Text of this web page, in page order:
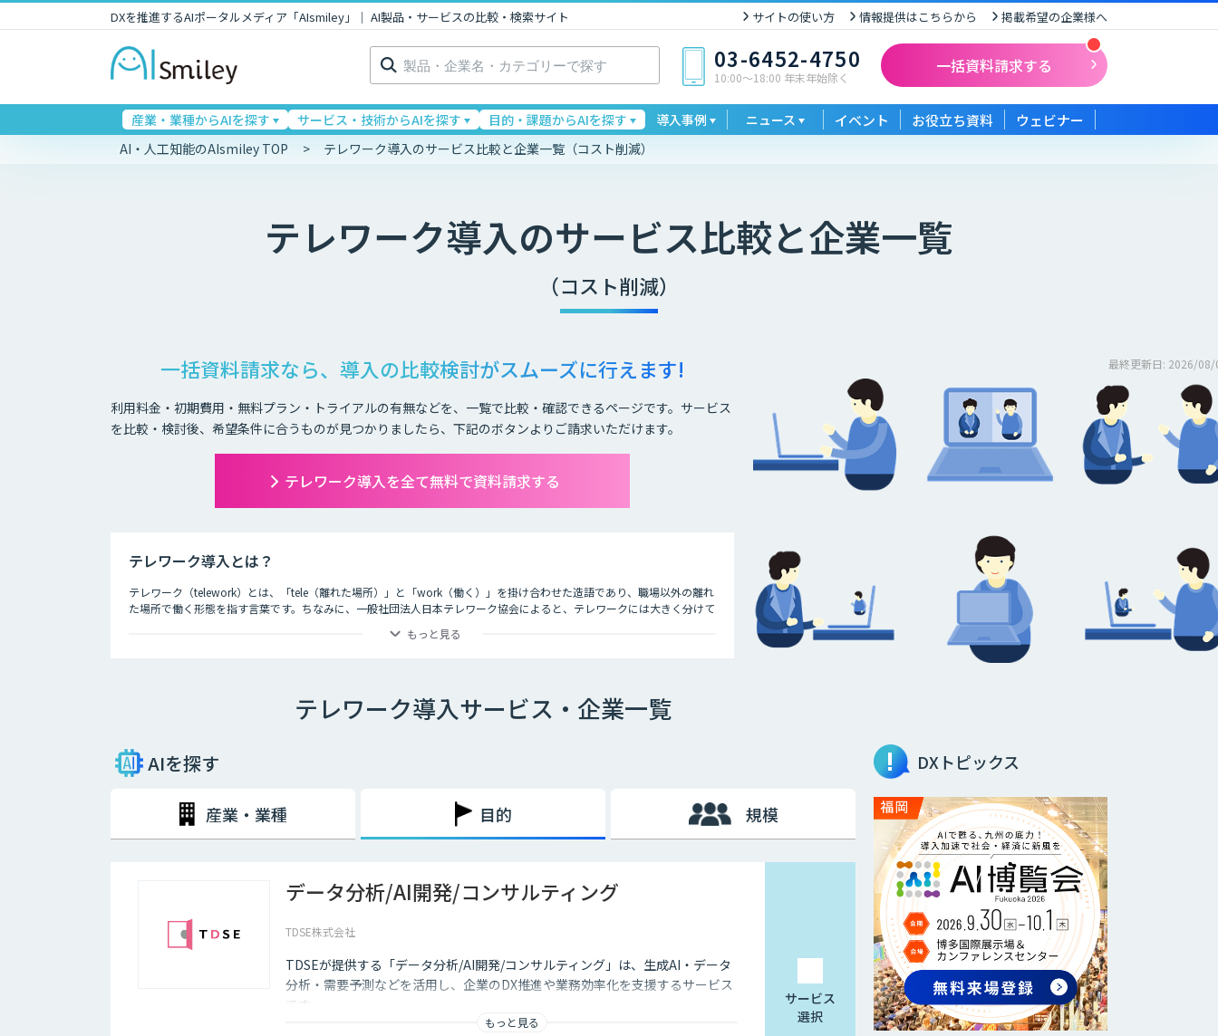
DXを推進するAIポータルメディア「AIsmiley」｜ AI製品・サービスの比較・検索サイト サイトの使い方 情報提供はこちらから 掲載希望の企業様へ
検
索: 03-6452-4750
10:00〜18:00 年末年始除く
一括資料請求する
産業・業種からAIを探す サービス・技術からAIを探す 目的・課題からAIを探す 導入事例 ニュース イベント お役立ち資料 ウェビナー
AI・人工知能のAIsmiley TOP テレワーク導入のサービス比較と企業一覧（コスト削減）
テレワーク導入のサービス比較と企業一覧
（コスト削減）
一括資料請求なら、導入の比較検討がスムーズに行えます!
利用料金・初期費用・無料プラン・トライアルの有無などを、一覧で比較・確認できるページです。サービス
を比較・検討後、希望条件に合うものが見つかりましたら、下記のボタンよりご請求いただけます。
テレワーク導入を全て無料で資料請求する
最終更新日: 2026/08/
テレワーク導入とは？
テレワーク（telework）とは、「tele（離れた場所）」と「work（働く）」を掛け合わせた造語であり、職場以外の離れ
た場所で働く形態を指す言葉です。ちなみに、一般社団法人日本テレワーク協会によると、テレワークには大きく分けて
顧客先や、電車やタクシーなどの移動中に、パソコンやタブレットで作業をする働き方のことを指します。
・サテライトオフィス勤務
勤務先とは異なるオフィススペースで、パソコンなどを用いて作業をする働き方のことです。最近ではレンタルオフィス
スを構えたり、地方に本社を構える企業が都心部にサテライトオフィスを構えたりするケースも多くなっています。
2020年3月中旬ごろから、新型コロナウィルスの影響によってテレワークを導入する企業が一気に増加しましたが、実は
それは、パソコンやスマホといった通信機器のスペックが向上しているからです。また、Wi-Fiなどのデータ通信ネット
ワーク環境が整備され始め、低価格でネットワークを利用できるようになったことも要因のひとつといえるでしょう。
しかし、テレワークを導入した場合には、社内コミュニケーションが難しくなってしまうのも事実です。それに加え、業
態管理も難しくなってしまうため、テレワークに不安を感じてしまう企業も少なくないでしょう。
ただ、最近ではテレワークを導入する上で役に立つAIツールも増えてきており、それらを有効活用すれば、テレワークの
デメリットをある程度解消していくことも可能になります。
もっと見る
テレワーク導入サービス・企業一覧
AIを探す
産業・業種 目的 規模
データ分析/AI開発/コンサルティング
TDSE株式会社
TDSEが提供する「データ分析/AI開発/コンサルティング」は、生成AI・データ
分析・需要予測などを活用し、企業のDX推進や業務効率化を支援するサービス
です。
もっと見る
サービス
選択
DXトピックス